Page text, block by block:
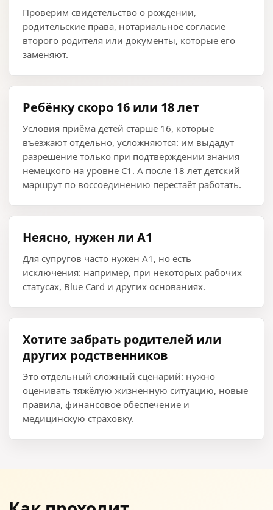
Проверим свидетельство о рождении,
родительские права, нотариальное согласие
второго родителя или документы, которые его
заменяют.
Ребёнку скоро 16 или 18 лет
Условия приёма детей старше 16, которые
въезжают отдельно, усложняются: им выдадут
разрешение только при подтверждении знания
немецкого на уровне С1. А после 18 лет детский
маршрут по воссоединению перестаёт работать.
Неясно, нужен ли A1
Для супругов часто нужен A1, но есть
исключения: например, при некоторых рабочих
статусах, Blue Card и других основаниях.
Хотите забрать родителей или
других родственников
Это отдельный сложный сценарий: нужно
оценивать тяжёлую жизненную ситуацию, новые
правила, финансовое обеспечение и
медицинскую страховку.